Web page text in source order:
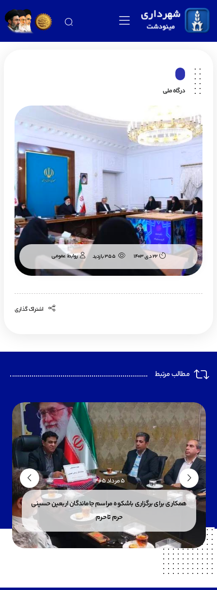
درگاه ملی
۲۲ دی ۱۴۰۳ 355 بازدید روابط عمومی
اشتراک گذاری
مطالب مرتبط
۵ مرداد ۱۴۰۵
همکاری برای برگزاری باشکوه مراسم جاماندگان اربعین حسینی
حرم تا حرم